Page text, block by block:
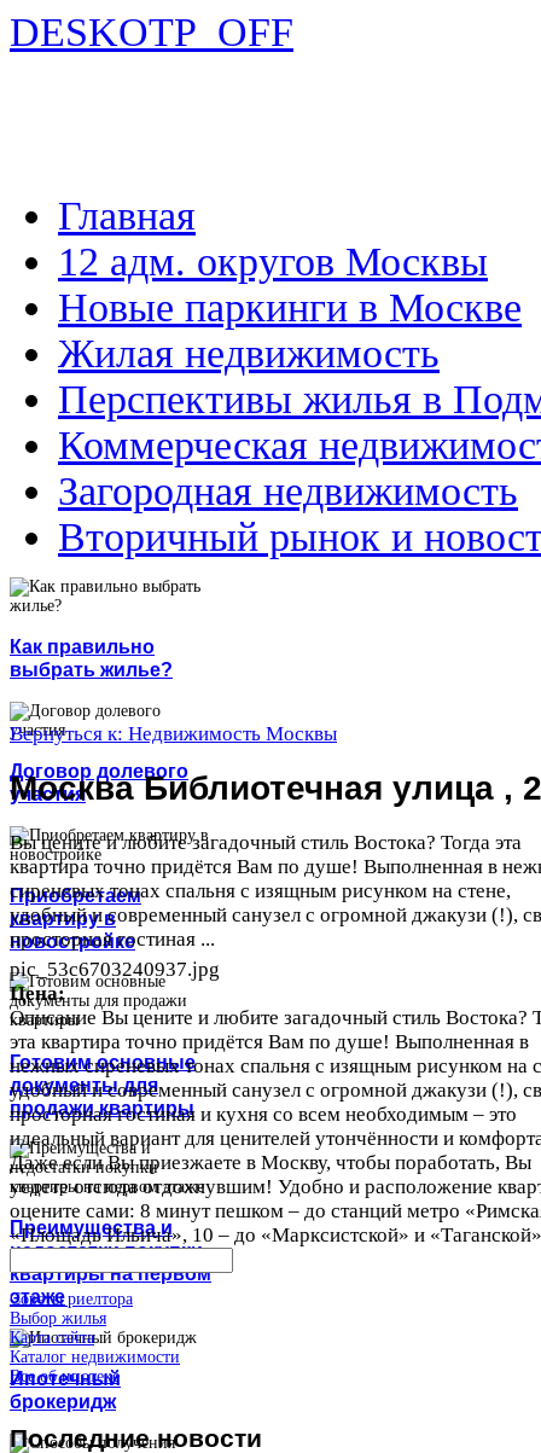
DESKOTP_OFF
Главная
12 адм. округов Москвы
Новые паркинги в Москве
Жилая недвижимость
Перспективы жилья в
Коммерческая
Загородная недвижимость
Вторичный рынок и
Как правильно
выбрать жилье?
Договор долевого
участия
Приобретаем
квартиру в
новостройке
Готовим основные
документы для
продажи квартиры
Преимущества и
недостатки покупки
квартиры на первом
этаже
Ипотечный
брокеридж
Вернуться к: Недвижимость Москвы
Москва Библиотечная улица , 2
Вы цените и любите загадочный стиль Востока? Тогда эта
квартира точно придётся Вам по душе! Выполненная в
сиреневых тонах спальня с изящным рисунком на стене,
удобный и современный санузел с огромной джакузи (!),
просторная гостиная ...
pic_53c6703240937.jpg
Цена:
Описание Вы цените и любите загадочный стиль Востока?
эта квартира точно придётся Вам по душе! Выполненная в
нежных сиреневых тонах спальня с изящным рисунком на
удобный и современный санузел с огромной джакузи (!),
просторная гостиная и кухня со всем необходимым – это
идеальный вариант для ценителей утончённости и
Даже если Вы приезжаете в Москву, чтобы поработать, Вы
уедете отсюда отдохнувшим! Удобно и расположение
оцените сами: 8 минут пешком – до станций метро
«Площадь Ильича», 10 – до «Марксистской» и
Советы риелтора
Выбор жилья
Карта сайта
Каталог недвижимости
Все об ипотеке
Последниеновости